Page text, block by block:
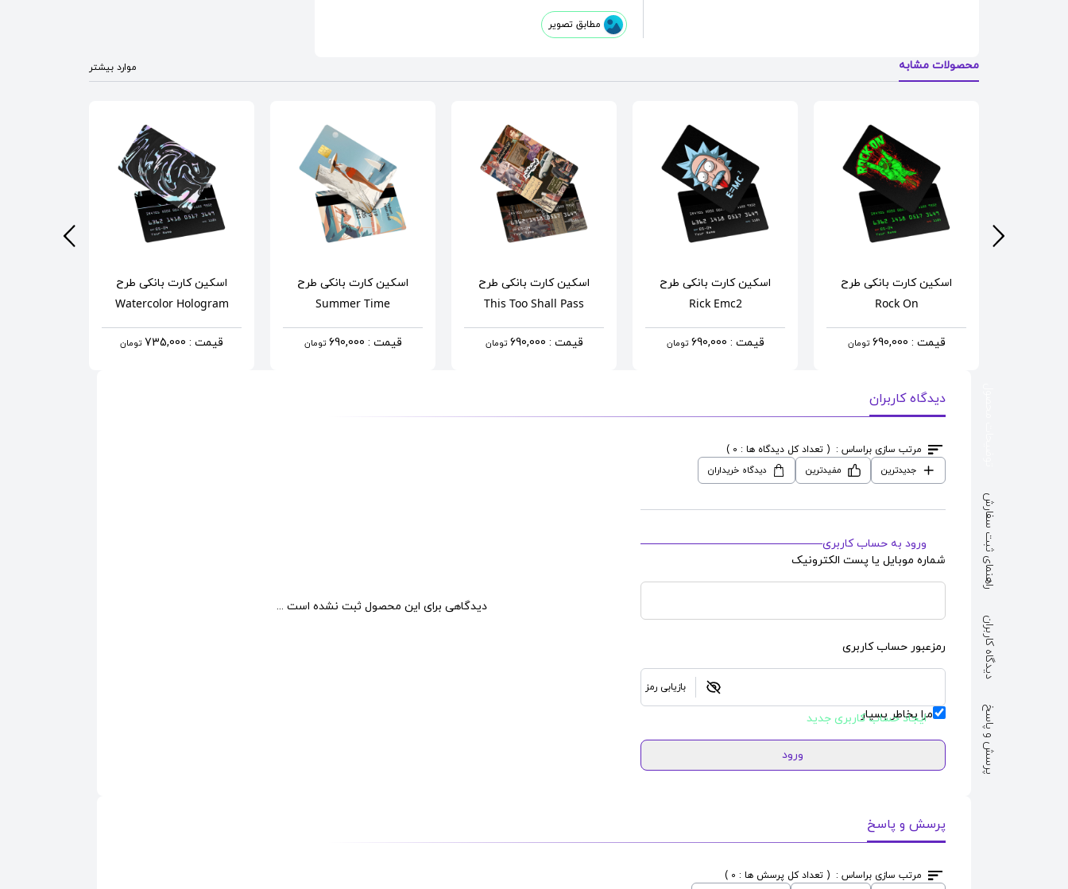
مطابق تصویر
محصولات مشابه موارد بیشتر
اسکین کارت بانکی طرح
Rock On
قیمت : 690,000 تومان
اسکین کارت بانکی طرح
Rick Emc2
قیمت : 690,000 تومان
اسکین کارت بانکی طرح
This Too Shall Pass
قیمت : 690,000 تومان
اسکین کارت بانکی طرح
Summer Time
قیمت : 690,000 تومان
اسکین کارت بانکی طرح
Watercolor Hologram
قیمت : 735,000 تومان
راهنمای ثبت سفارش
دیدگاه کاربران
پرسش و پاسخ
دیدگاه کاربران
مرتب سازی براساس : ( تعداد کل دیدگاه ها : 0 )
جدیدترین
مفیدترین دیدگاه خریداران
ورود به حساب کاربری
شماره موبایل یا پست الکترونیک
رمزعبور حساب کاربری
بازیابی رمز
مرا بخاطر بسپار
ایجاد حساب کاربری جدید
ورود
دیدگاهی برای این محصول ثبت نشده است ...
پرسش و پاسخ
مرتب سازی براساس : ( تعداد کل پرسش ها : 0 )